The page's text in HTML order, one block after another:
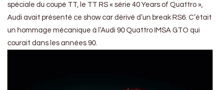
spéciale du coupé TT, le TT RS « série 40 Years of Quattro »,
Audi avait présenté ce show car dérivé d’un break RS6. C’était
un hommage mécanique à l’Audi 90 Quattro IMSA GTO qui
courait dans les années 90.